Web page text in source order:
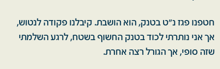
חטפנו פגז נ"ט בטנק, הוא הושבת. קיבלנו פקודה לנטוש,
אך אני נותרתי לכוד בטנק החשוף בשטח, לרגע השלמתי
שזה סופי, אך הגורל רצה אחרת.